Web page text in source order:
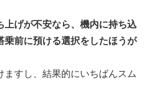
上げが不安なら、機内に持ち込
乗前に預ける選択をしたほうが
ますし、結果的にいちばんスム